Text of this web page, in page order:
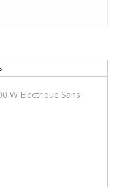
W Electrique Sans